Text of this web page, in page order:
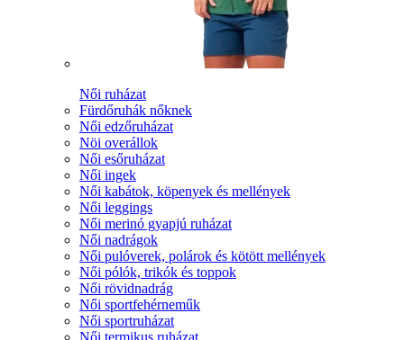
Női ruházat
Fürdőruhák nőknek
Női edzőruházat
Nöi overállok
Női esőruházat
Női ingek
Női kabátok, köpenyek és mellények
Női leggings
Női merinó gyapjú ruházat
Női nadrágok
Női pulóverek, polárok és kötött mellények
Női pólók, trikók és toppok
Női rövidnadrág
Női sportfehérneműk
Női sportruházat
Női termikus ruházat